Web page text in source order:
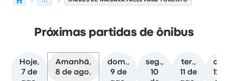
Próximas partidas de ônibus
Hoje,
7 de
Amanhã,
8 de ago.
dom.,
9 de
seg.,
10
ter.,
11 de
12